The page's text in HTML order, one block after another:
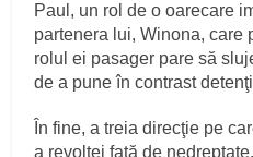
Paul, un rol de o oarecare
partenera lui, Winona, care
rolul ei pasager pare să
de a pune în contrast
În fine, a treia direcţie pe
a revoltei faţă de